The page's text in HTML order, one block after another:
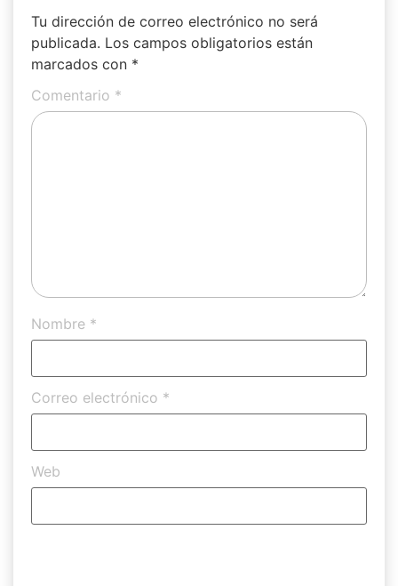
Tu dirección de correo electrónico no será
publicada. Los campos obligatorios están
marcados con *
Comentario *
Nombre *
Correo electrónico *
Web